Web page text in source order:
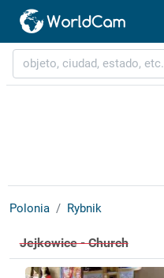
Polonia Rybnik
Jejkowice - Church